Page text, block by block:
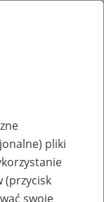
pliki
(przycisk
swoje